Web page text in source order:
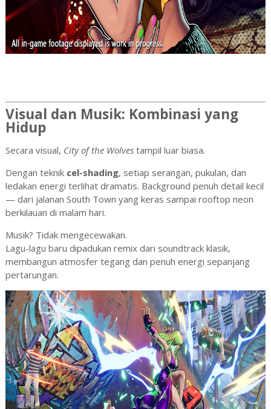
Visual dan Musik: Kombinasi yang
Hidup
Secara visual, City of the Wolvestampil luar biasa.
Dengan teknik cel-shading, setiap serangan, pukulan, dan
ledakan energi terlihat dramatis. Background penuh detail kecil
— dari jalanan South Town yang keras sampai rooftop neon
berkilauan di malam hari.
Musik? Tidak mengecewakan.
Lagu-lagu baru dipadukan remix dari soundtrack klasik,
membangun atmosfer tegang dan penuh energi sepanjang
pertarungan.